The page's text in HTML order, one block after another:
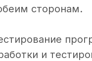
сторонам.
и